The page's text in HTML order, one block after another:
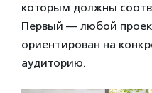
которым должны
Первый — любой
ориентирован на
аудиторию.